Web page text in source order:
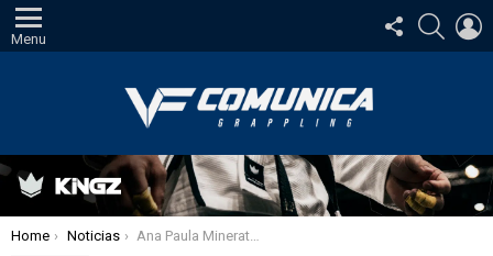
Menu
SIGA-
NOS
Você está aqui:
Home Noticias Ana Paula Minerato, musa de escola de samba paulista, ganha competição de Jiu-Jitsu em São Paulo